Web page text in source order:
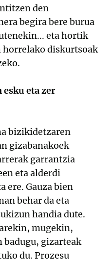
den
begira bere burua
eta hortik
horrelako diskurtsoak
esku eta zer
bizikidetzaren
gizabanakoek
garrantzia
eta alderdi
ere. Gauza bien
behar da eta
handia dute.
mugekin,
badugu, gizarteak
du. Prozesu